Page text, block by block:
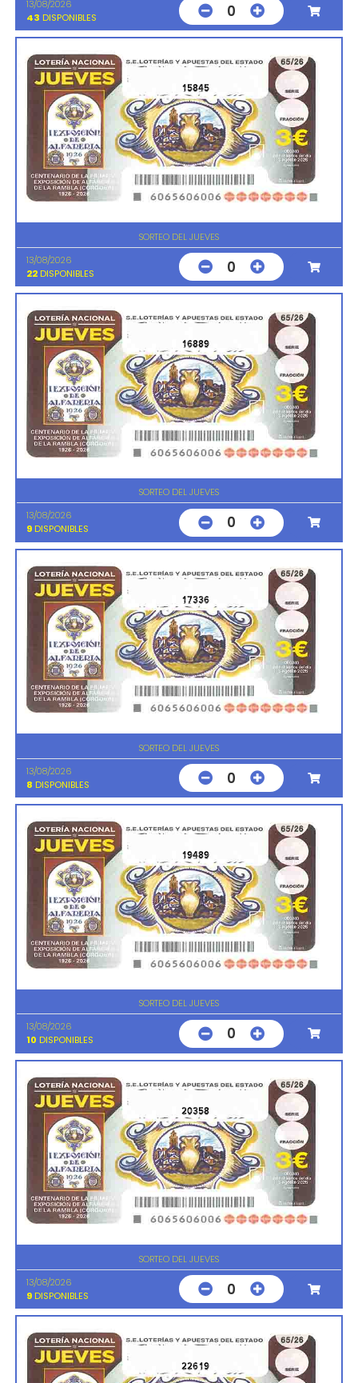
13/08/2026
43 DISPONIBLES 0
15845
SORTEO DEL JUEVES
13/08/2026
22 DISPONIBLES 0
16889
SORTEO DEL JUEVES
13/08/2026
9 DISPONIBLES 0
17336
SORTEO DEL JUEVES
13/08/2026
8 DISPONIBLES 0
19489
SORTEO DEL JUEVES
13/08/2026
10 DISPONIBLES 0
20358
SORTEO DEL JUEVES
13/08/2026
9 DISPONIBLES 0
22619